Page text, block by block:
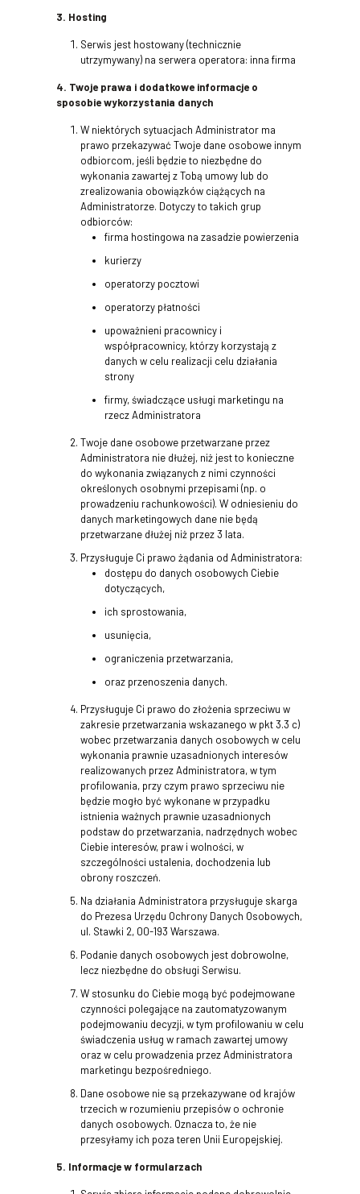
3. Hosting
Serwis jest hostowany (technicznie
utrzymywany) na serwera operatora: inna firma
4. Twoje prawa i dodatkowe informacje o
sposobie wykorzystania danych
W niektórych sytuacjach Administrator ma
prawo przekazywać Twoje dane osobowe innym
odbiorcom, jeśli będzie to niezbędne do
wykonania zawartej z Tobą umowy lub do
zrealizowania obowiązków ciążących na
Administratorze. Dotyczy to takich grup
odbiorców:
firma hostingowa na zasadzie powierzenia
kurierzy
operatorzy pocztowi
operatorzy płatności
upoważnieni pracownicy i
współpracownicy, którzy korzystają z
danych w celu realizacji celu działania
strony
firmy, świadczące usługi marketingu na
rzecz Administratora
Twoje dane osobowe przetwarzane przez
Administratora nie dłużej, niż jest to konieczne
do wykonania związanych z nimi czynności
określonych osobnymi przepisami (np. o
prowadzeniu rachunkowości). W odniesieniu do
danych marketingowych dane nie będą
przetwarzane dłużej niż przez 3 lata.
Przysługuje Ci prawo żądania od Administratora:
dostępu do danych osobowych Ciebie
dotyczących,
ich sprostowania,
usunięcia,
ograniczenia przetwarzania,
oraz przenoszenia danych.
Przysługuje Ci prawo do złożenia sprzeciwu w
zakresie przetwarzania wskazanego w pkt 3.3 c)
wobec przetwarzania danych osobowych w celu
wykonania prawnie uzasadnionych interesów
realizowanych przez Administratora, w tym
profilowania, przy czym prawo sprzeciwu nie
będzie mogło być wykonane w przypadku
istnienia ważnych prawnie uzasadnionych
podstaw do przetwarzania, nadrzędnych wobec
Ciebie interesów, praw i wolności, w
szczególności ustalenia, dochodzenia lub
obrony roszczeń.
Na działania Administratora przysługuje skarga
do Prezesa Urzędu Ochrony Danych Osobowych,
ul. Stawki 2, 00-193 Warszawa.
Podanie danych osobowych jest dobrowolne,
lecz niezbędne do obsługi Serwisu.
W stosunku do Ciebie mogą być podejmowane
czynności polegające na zautomatyzowanym
podejmowaniu decyzji, w tym profilowaniu w celu
świadczenia usług w ramach zawartej umowy
oraz w celu prowadzenia przez Administratora
marketingu bezpośredniego.
Dane osobowe nie są przekazywane od krajów
trzecich w rozumieniu przepisów o ochronie
danych osobowych. Oznacza to, że nie
przesyłamy ich poza teren Unii Europejskiej.
5. Informacje w formularzach